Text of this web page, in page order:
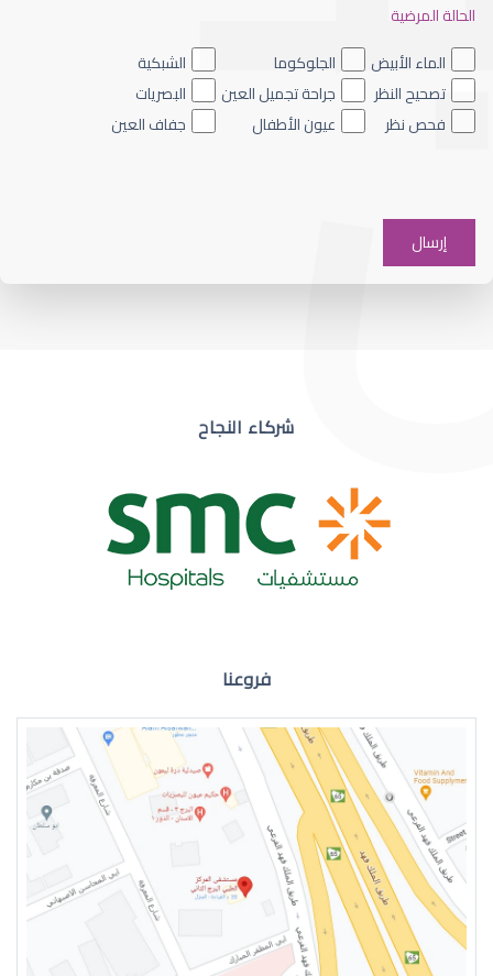
ضعف نظر العين اليسرى
ضعف نظر مفاجئ
ضعف نظر في العين اليسرى
الحالة المرضية
الماء الأبيض
الجلوكوما
الشبكية
تصحيح النظر
جراحة تجميل العين
البصريات
فحص نظر
عيون الأطفال جفاف العين
شركاء النجاح
فروعنا